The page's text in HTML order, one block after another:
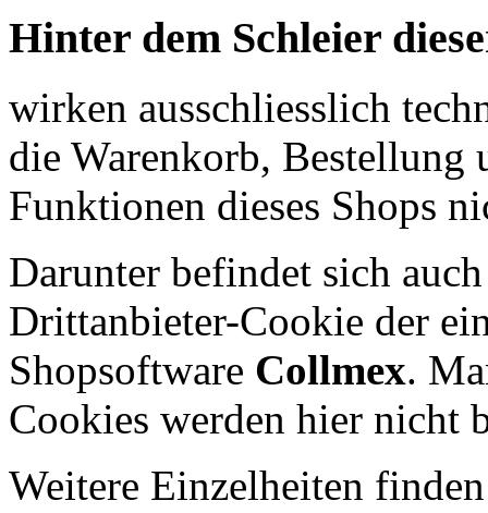
Hinter dem Schleier
wirken ausschliesslich
die Warenkorb, Bestellung
Funktionen dieses Shops
Darunter befindet sich
Drittanbieter-Cookie der
Shopsoftware Collmex.
Cookies werden hier nicht
Weitere Einzelheiten